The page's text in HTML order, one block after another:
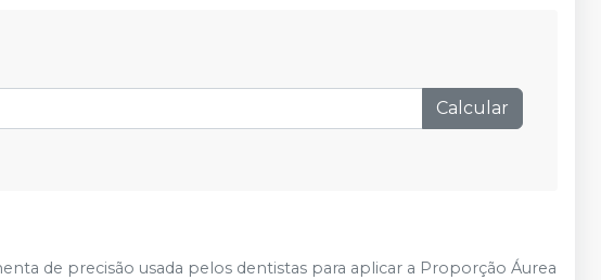
Calcular
de precisão usada pelos dentistas para aplicar a Proporção Áurea